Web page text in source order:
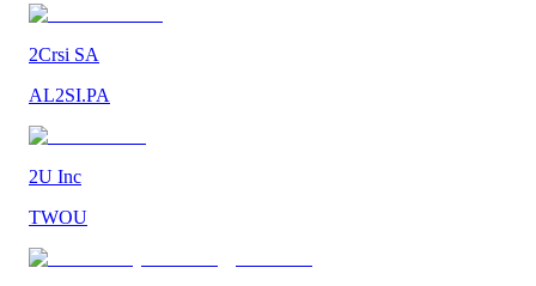
2Crsi SA
AL2SI.PA
2U Inc
TWOU